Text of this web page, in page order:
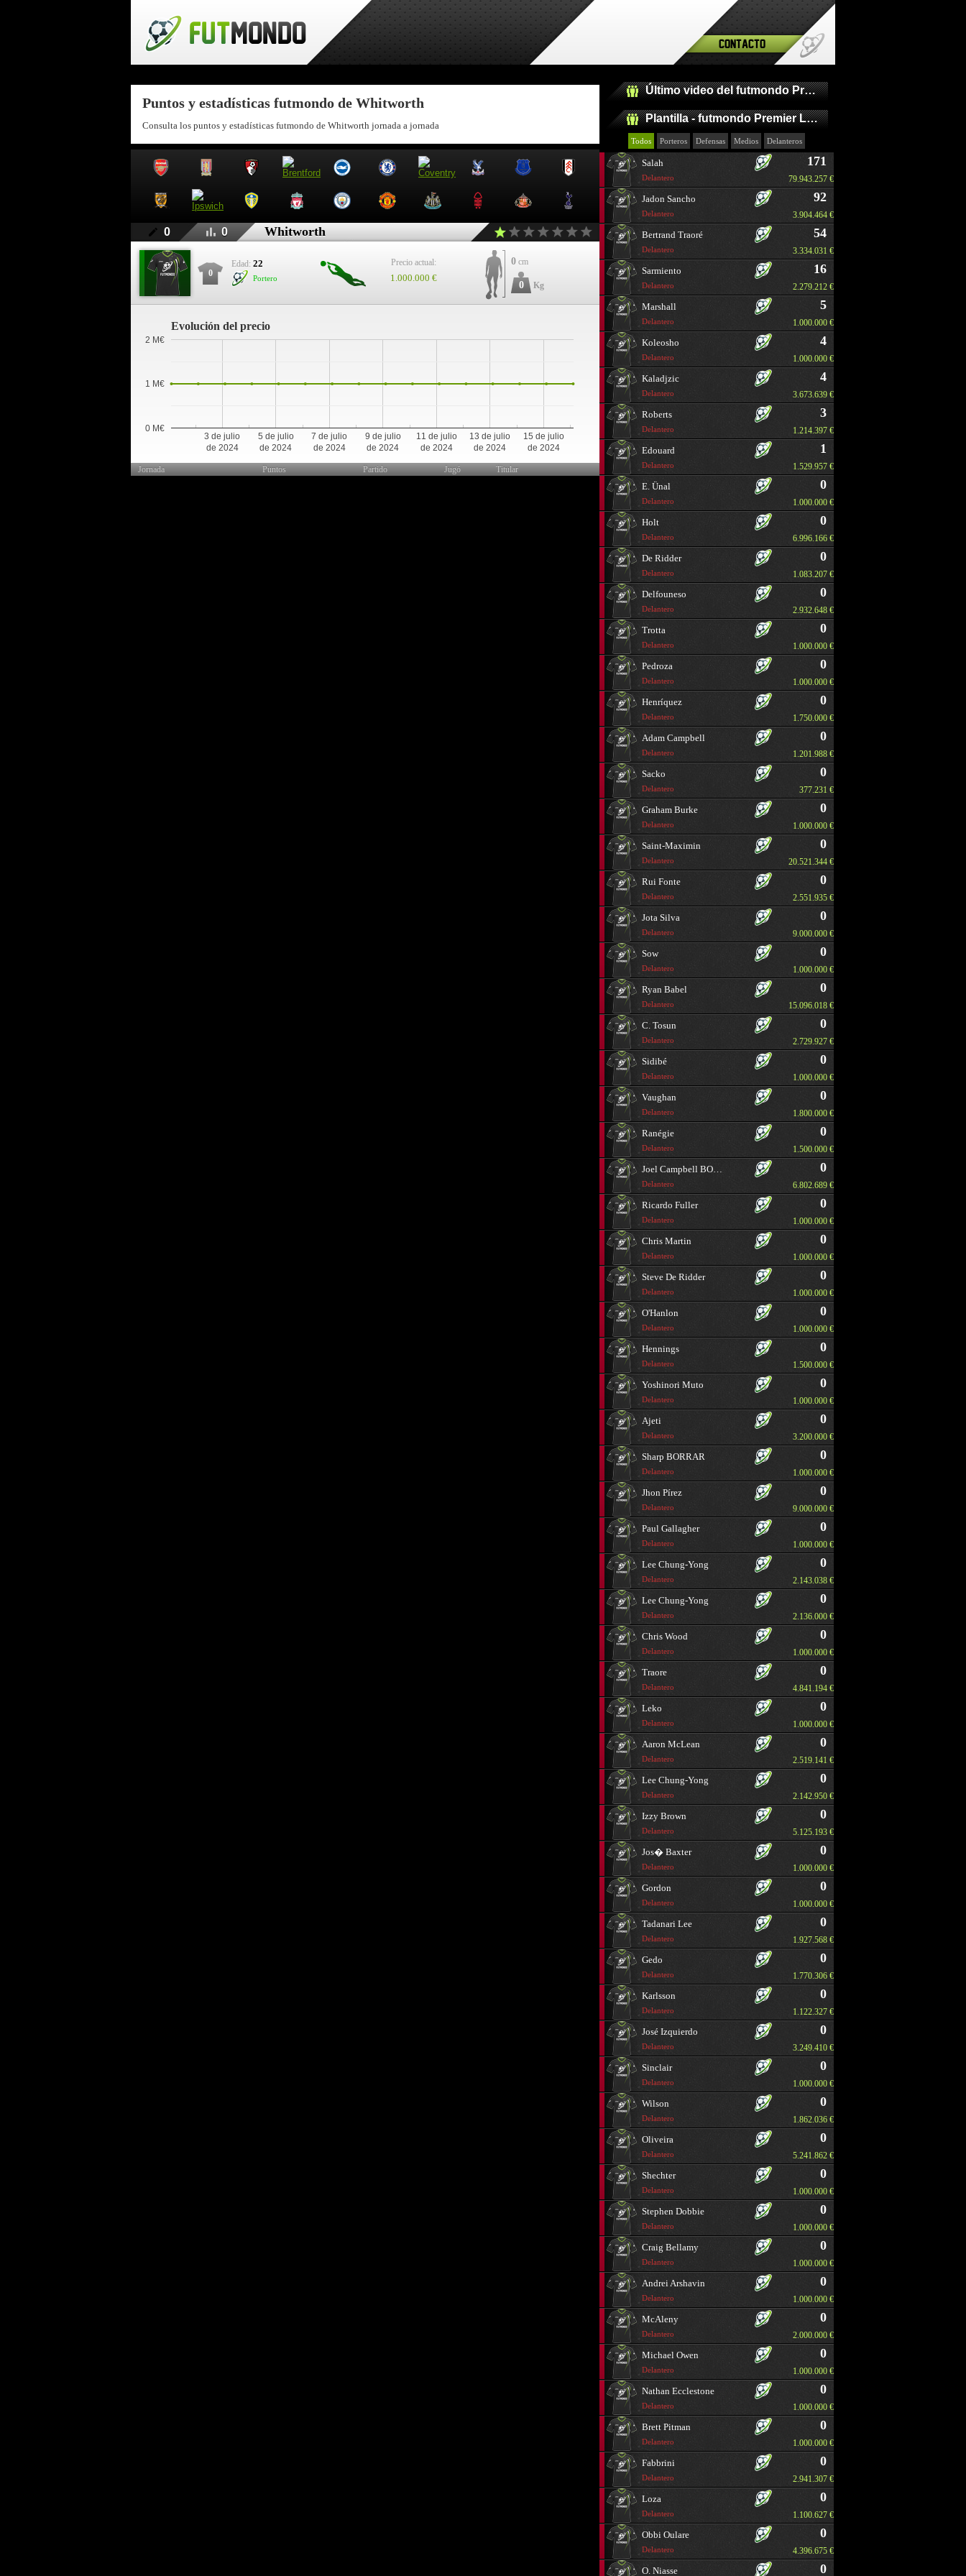
Contacto
Puntos y estadísticas futmondo de Whitworth
Consulta los puntos y estadísticas futmondo de Whitworth jornada a jornada
0 0 Whitworth
0
Edad: 22
Portero
Precio actual:
1.000.000 €
0 cm
0 Kg
Evolución del precio
3 de julio
de 2024
5 de julio
de 2024
7 de julio
de 2024
9 de julio
de 2024
11 de julio
de 2024
13 de julio
de 2024
15 de julio
de 2024
0 M€
1 M€
2 M€
Jornada Puntos Partido Jugó Titular
Último video del futmondo Premier League
Plantilla - futmondo Premier League
Todos Porteros Defensas Medios Delanteros
Salah
Delantero
171
79.943.257 €
Jadon Sancho
Delantero
92
3.904.464 €
Bertrand Traoré
Delantero
54
3.334.031 €
Sarmiento
Delantero
16
2.279.212 €
Marshall
Delantero
5
1.000.000 €
Koleosho
Delantero
4
1.000.000 €
Kaladjzic
Delantero
4
3.673.639 €
Roberts
Delantero
3
1.214.397 €
Edouard
Delantero
1
1.529.957 €
E. Ünal
Delantero
0
1.000.000 €
Holt
Delantero
0
6.996.166 €
De Ridder
Delantero
0
1.083.207 €
Delfouneso
Delantero
0
2.932.648 €
Trotta
Delantero
0
1.000.000 €
Pedroza
Delantero
0
1.000.000 €
Henríquez
Delantero
0
1.750.000 €
Adam Campbell
Delantero
0
1.201.988 €
Sacko
Delantero
0
377.231 €
Graham Burke
Delantero
0
1.000.000 €
Saint-Maximin
Delantero
0
20.521.344 €
Rui Fonte
Delantero
0
2.551.935 €
Jota Silva
Delantero
0
9.000.000 €
Sow
Delantero
0
1.000.000 €
Ryan Babel
Delantero
0
15.096.018 €
C. Tosun
Delantero
0
2.729.927 €
Sidibé
Delantero
0
1.000.000 €
Vaughan
Delantero
0
1.800.000 €
Ranégie
Delantero
0
1.500.000 €
Joel Campbell BORRAR
Delantero
0
6.802.689 €
Ricardo Fuller
Delantero
0
1.000.000 €
Chris Martin
Delantero
0
1.000.000 €
Steve De Ridder
Delantero
0
1.000.000 €
O'Hanlon
Delantero
0
1.000.000 €
Hennings
Delantero
0
1.500.000 €
Yoshinori Muto
Delantero
0
1.000.000 €
Ajeti
Delantero
0
3.200.000 €
Sharp BORRAR
Delantero
0
1.000.000 €
Jhon Pírez
Delantero
0
9.000.000 €
Paul Gallagher
Delantero
0
1.000.000 €
Lee Chung-Yong
Delantero
0
2.143.038 €
Lee Chung-Yong
Delantero
0
2.136.000 €
Chris Wood
Delantero
0
1.000.000 €
Traore
Delantero
0
4.841.194 €
Leko
Delantero
0
1.000.000 €
Aaron McLean
Delantero
0
2.519.141 €
Lee Chung-Yong
Delantero
0
2.142.950 €
Izzy Brown
Delantero
0
5.125.193 €
Jos� Baxter
Delantero
0
1.000.000 €
Gordon
Delantero
0
1.000.000 €
Tadanari Lee
Delantero
0
1.927.568 €
Gedo
Delantero
0
1.770.306 €
Karlsson
Delantero
0
1.122.327 €
José Izquierdo
Delantero
0
3.249.410 €
Sinclair
Delantero
0
1.000.000 €
Wilson
Delantero
0
1.862.036 €
Oliveira
Delantero
0
5.241.862 €
Shechter
Delantero
0
1.000.000 €
Stephen Dobbie
Delantero
0
1.000.000 €
Craig Bellamy
Delantero
0
1.000.000 €
Andrei Arshavin
Delantero
0
1.000.000 €
McAleny
Delantero
0
2.000.000 €
Michael Owen
Delantero
0
1.000.000 €
Nathan Ecclestone
Delantero
0
1.000.000 €
Brett Pitman
Delantero
0
1.000.000 €
Fabbrini
Delantero
0
2.941.307 €
Loza
Delantero
0
1.100.627 €
Obbi Oulare
Delantero
0
4.396.675 €
O. Niasse 0